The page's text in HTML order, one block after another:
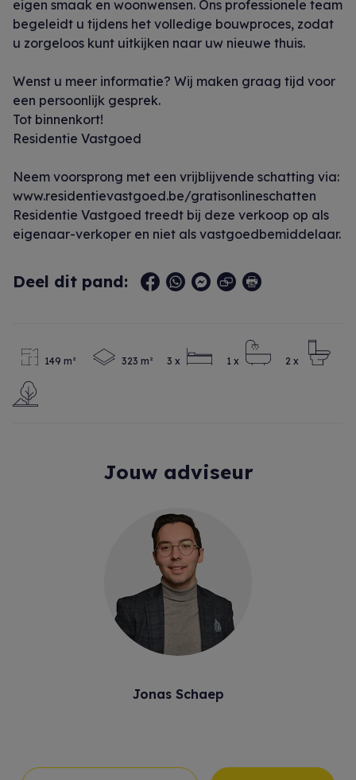
eigen smaak en woonwensen. Ons professionele team
begeleidt u tijdens het volledige bouwproces, zodat
u zorgeloos kunt uitkijken naar uw nieuwe thuis.
Wenst u meer informatie? Wij maken graag tijd voor
een persoonlijk gesprek.
Tot binnenkort!
Residentie Vastgoed
Neem voorsprong met een vrijblijvende schatting via:
www.residentievastgoed.be/gratisonlineschatten
Residentie Vastgoed treedt bij deze verkoop op als
eigenaar-verkoper en niet als vastgoedbemiddelaar.
Deel dit pand:
149 m² 323 m² 3 x 1 x 2 x
Jouw adviseur
Jonas Schaep